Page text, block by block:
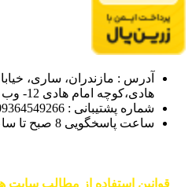
آدرس : مازندران، ساری،
هادی،کوچه امام هادی 12- وب سایت هوش فعال
شماره پشتیبانی : 09364549266
ساعت پاسخگویی 8 صبح تا ساعت 21
قوانین استفاده از مطالب